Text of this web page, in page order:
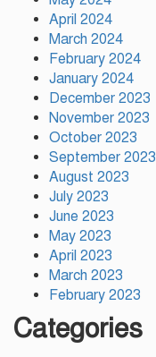
April 2024
March 2024
February 2024
January 2024
December 2023
November 2023
October 2023
September 2023
August 2023
July 2023
June 2023
May 2023
April 2023
March 2023
February 2023
Categories